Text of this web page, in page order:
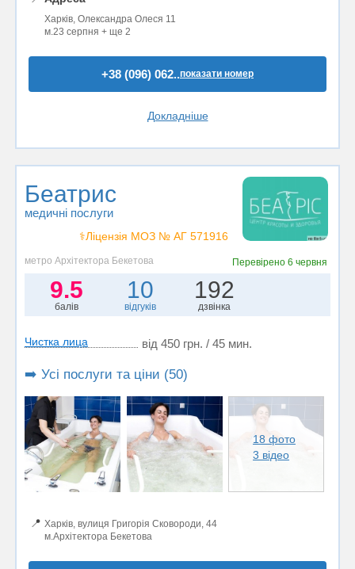
Харків, Олександра Олеся 11
м.23 серпня + ще 2
+38 (096) 062..показати номер
Докладніше
Беатрис
медичні послуги
⚕️Ліцензія МОЗ № АГ 571916
метро Архітектора Бекетова Перевірено 6 червня
9.5
балів
10
відгуків
192
дзвінка
Чистка лица від 450 грн. / 45 мин.
➡️ Усі послуги та ціни (50)
18 фото
3 відео
📍 Харків, вулиця Григорія Сковороди, 44
м.Архітектора Бекетова